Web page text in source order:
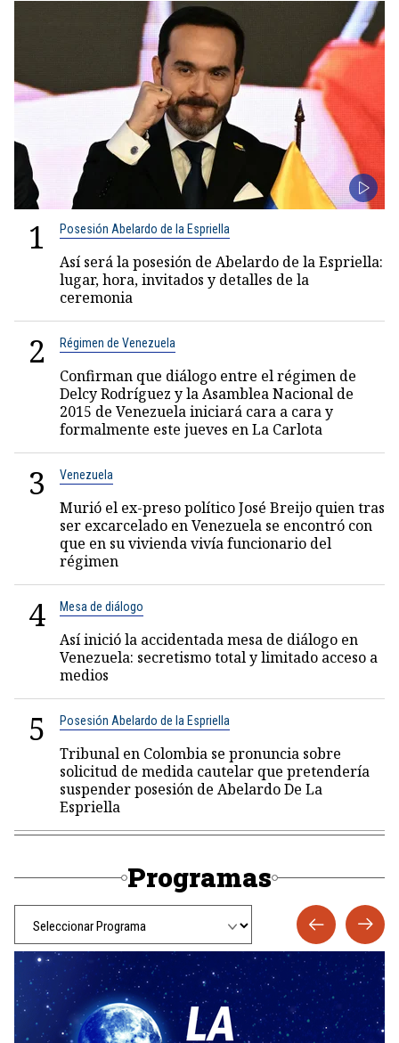
1 Posesión Abelardo de la Espriella
Así será la posesión de Abelardo de la Espriella:
lugar, hora, invitados y detalles de la
ceremonia
2 Régimen de Venezuela
Confirman que diálogo entre el régimen de
Delcy Rodríguez y la Asamblea Nacional de
2015 de Venezuela iniciará cara a cara y
formalmente este jueves en La Carlota
3 Venezuela
Murió el ex-preso político José Breijo quien tras
ser excarcelado en Venezuela se encontró con
que en su vivienda vivía funcionario del
régimen
4 Mesa de diálogo
Así inició la accidentada mesa de diálogo en
Venezuela: secretismo total y limitado acceso a
medios
5 Posesión Abelardo de la Espriella
Tribunal en Colombia se pronuncia sobre
solicitud de medida cautelar que pretendería
suspender posesión de Abelardo De La
Espriella
Programas